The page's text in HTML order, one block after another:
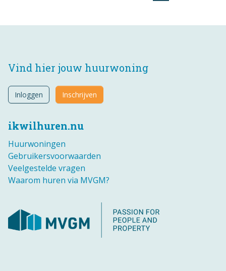
ikwilhuren.nu
Huurwoningen
Gebruikersvoorwaarden
Veelgestelde vragen
Waarom huren via MVGM?
Vind hier jouw huurwoning
Inloggen Inschrijven